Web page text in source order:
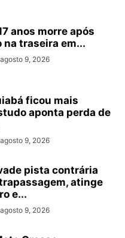
anos morre após
na traseira em...
agosto 9, 2026
ficou mais
aponta perda de
agosto 9, 2026
pista contrária
atinge
e...
agosto 9, 2026